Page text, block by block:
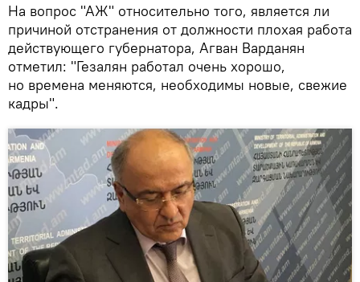
На вопрос "АЖ" относительно того, является ли
причиной отстранения от должности плохая работа
действующего губернатора, Агван Варданян
отметил: "Гезалян работал очень хорошо,
но времена меняются, необходимы новые, свежие
кадры".